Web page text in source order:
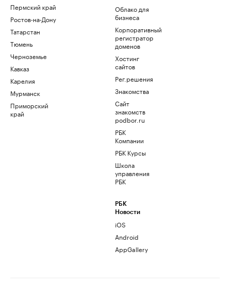
Пермский край
Ростов-на-Дону
Татарстан
Тюмень
Черноземье
Кавказ
Карелия
Мурманск
Приморский
край
Облако для
бизнеса
Корпоративный
регистратор
доменов
Хостинг
сайтов
Рег.решения
Знакомства
Сайт
знакомств
podbor.ru
РБК
Компании
РБК Курсы
Школа
управления
РБК
РБК
Новости
iOS
Android
AppGallery